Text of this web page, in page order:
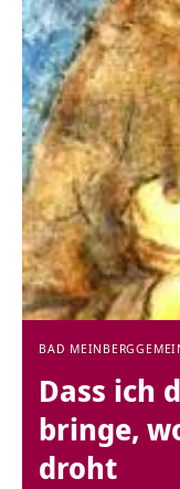
BAD MEINBERG
Dass ich
bringe,
droht